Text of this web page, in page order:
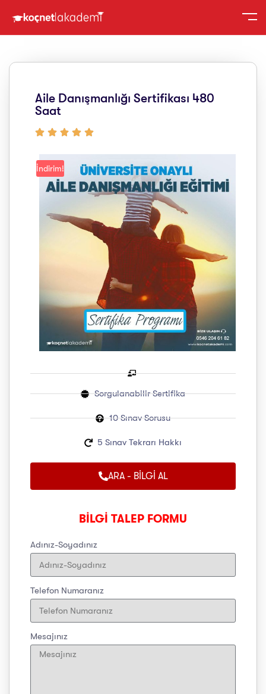
Aile Danışmanlığı Sertifikası 480
Saat
İndirim!
Sorgulanabilir Sertifika
10 Sınav Sorusu
5 Sınav Tekrarı Hakkı
ARA - BİLGİ AL
BİLGİ TALEP FORMU
Adınız-Soyadınız
Telefon Numaranız
Mesajınız